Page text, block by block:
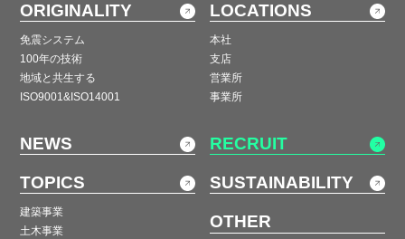
ORIGINALITY
免震システム
100年の技術
地域と共生する
ISO9001&ISO14001
LOCATIONS
本社
支店
営業所
事業所
NEWS
TOPICS
建築事業
土木事業
RECRUIT
SUSTAINABILITY
OTHER